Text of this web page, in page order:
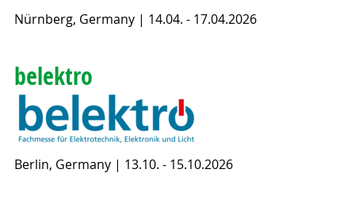
Nürnberg, Germany | 14.04. - 17.04.2026
belektro
Berlin, Germany | 13.10. - 15.10.2026